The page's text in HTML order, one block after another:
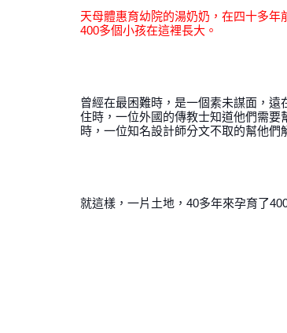
天母體惠育幼院的湯奶奶，在四十多年
400多個小孩在這裡長大。
曾經在最困難時，是一個素未謀面，
住時，一位外國的傳教士知道他們需
時，一位知名設計師分文不取的幫他們
就這樣，一片土地，40多年來孕育了